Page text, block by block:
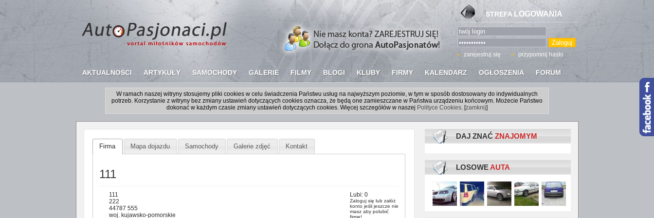
AKTUALNOŚCI ARTYKUŁY SAMOCHODY GALERIE FILMY BLOGI KLUBY FIRMY KALENDARZ OGŁOSZENIA FORUM
STREFA LOGOWANIA
zarejestruj się przypomnij hasło
W ramach naszej witryny stosujemy pliki cookies w celu świadczenia Państwu usług na najwyższym poziomie, w tym w sposób dostosowany do indywidualnych
potrzeb. Korzystanie z witryny bez zmiany ustawień dotyczących cookies oznacza, że będą one zamieszczane w Państwa urządzeniu końcowym. Możecie Państwo
dokonać w każdym czasie zmiany ustawień dotyczących cookies. Więcej szczegółów w naszej Polityce Cookies. [zamknij]
Firma Mapa dojazdu Samochody Galerie zdjęć Kontakt
111
111
222
44787 555
woj. kujawsko-pomorskie
Lubi: 0
Zaloguj się lub załóż
kontojeśli jeszcze nie
masz aby polubić
firmę!
DAJ ZNAĆ ZNAJOMYM
LOSOWEAUTA